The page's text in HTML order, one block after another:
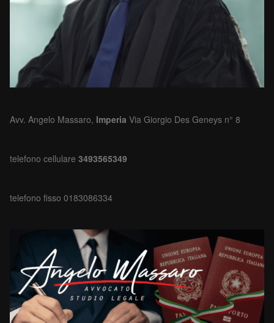
Avv. Angelo Massaro, Imperia Via Giorgio Des Geneys n° 8
telefono cellulare 3493565349
telefono fisso 0183086334